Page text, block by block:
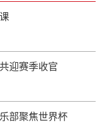
迎赛季收官
部聚焦世界杯